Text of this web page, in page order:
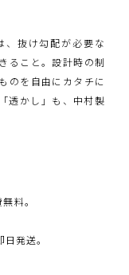
、抜け勾配が必要な
ること。設計時の制
のを自由にカタチに
透かし」も、中村製
料。
発送。